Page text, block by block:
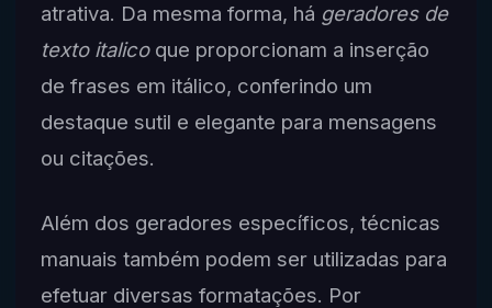
atrativa. Da mesma forma, há geradores de
texto italicoque proporcionam a inserção
de frases em itálico, conferindo um
destaque sutil e elegante para mensagens
ou citações.
Além dos geradores específicos, técnicas
manuais também podem ser utilizadas para
efetuar diversas formatações. Por